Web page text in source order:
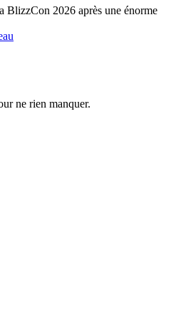
BlizzCon 2026 après une énorme
ne rien manquer.